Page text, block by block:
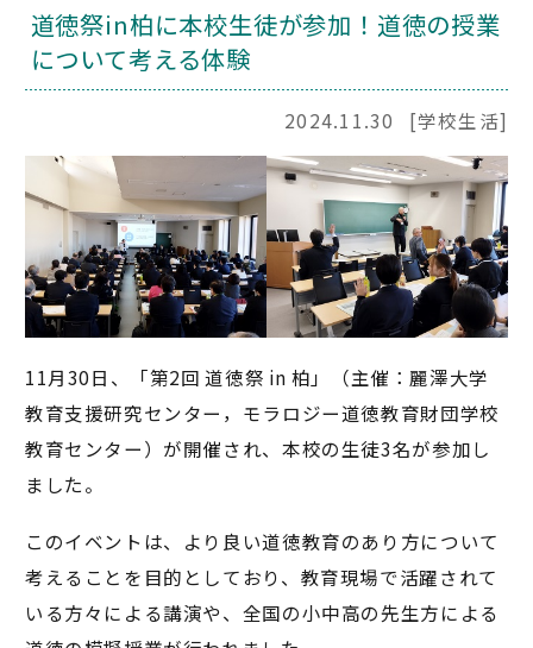
道徳祭in柏に本校生徒が参加！道徳の授業
について考える体験
2024.11.30 [学校生活]
11月30日、「第2回 道徳祭 in 柏」（主催：麗澤大学
教育支援研究センター，モラロジー道徳教育財団学校
教育センター）が開催され、本校の生徒3名が参加し
ました。
このイベントは、より良い道徳教育のあり方について
考えることを目的としており、教育現場で活躍されて
いる方々による講演や、全国の小中高の先生方による